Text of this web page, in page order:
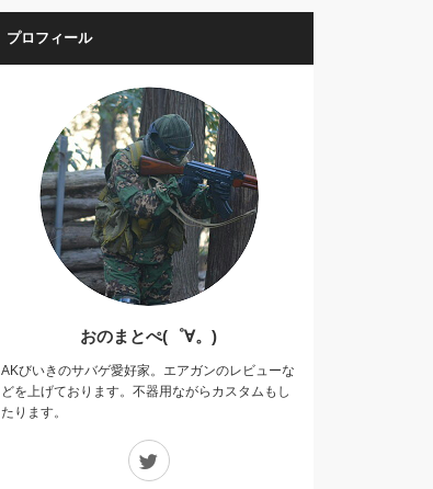
プロフィール
おのまとぺ(゜∀。)
AKびいきのサバゲ愛好家。エアガンのレビューな
どを上げております。不器用ながらカスタムもし
たります。